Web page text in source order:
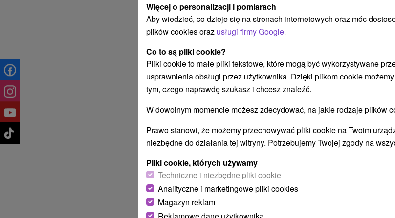
Wdzięki kobiece Blisko
Žilinský kraj -
Ze względu na swoją długość rzeka Wag
Więcej o personalizacji i pomiarach
Aby wiedzieć, co dzieje się na stronach internetowych oraz móc
plików cookies oraz usługi firmy Google.
Co to są pliki cookie?
Pliki cookie to małe pliki tekstowe, które mogą być wykorzystywane
usprawnienia obsługi przez użytkownika. Dzięki plikom cookie
tym, czego naprawdę szukasz i chcesz znaleźć.
W dowolnym momencie możesz zdecydować, na jakie rodzaje plików
Prawo stanowi, że możemy przechowywać pliki cookie na Twoim
niezbędne do działania tej witryny. Potrzebujemy Twojej zgody na
Pliki cookie, których używamy
Techniczne i niezbędne pliki cookie
Analityczne i marketingowe pliki cookies
Magazyn reklam
Reklamowe dane użytkownika